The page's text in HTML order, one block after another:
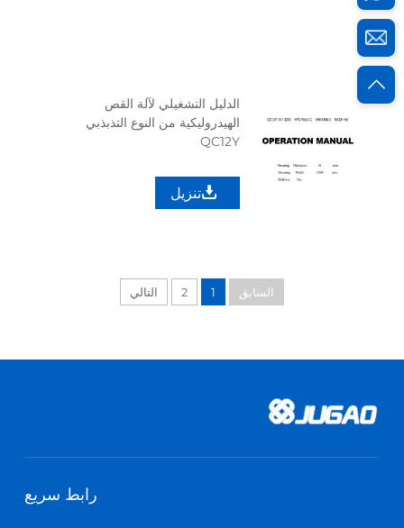
الدليل التشغيلي لآلة القص
الهيدروليكية من النوع التذبذبي
QC12Y
تنزيل
السابق 1
2 التالي
رابط سريع